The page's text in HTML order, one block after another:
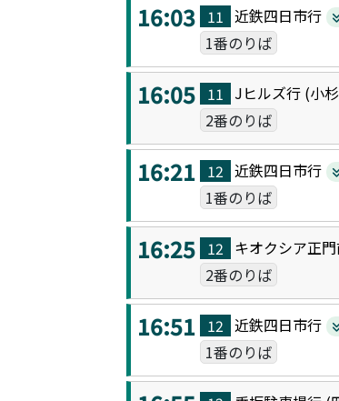
16:03 11 近鉄四日市行
1番のりば
16:05 11 Jヒルズ行 (小杉
2番のりば
16:21 12 近鉄四日市行
1番のりば
16:25 12 キオクシア正
2番のりば
16:51 12 近鉄四日市行
1番のりば